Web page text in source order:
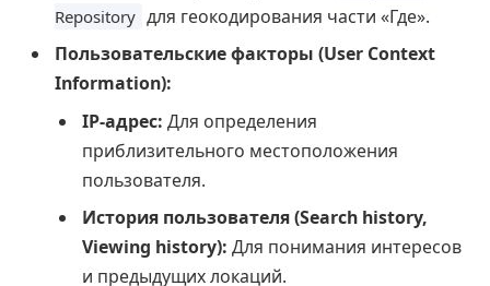
Repository для геокодирования части «Где».
Пользовательские факторы (User Context
Information):
IP-адрес: Для определения
приблизительного местоположения
пользователя.
История пользователя (Search history,
Viewing history): Для понимания интересов
и предыдущих локаций.